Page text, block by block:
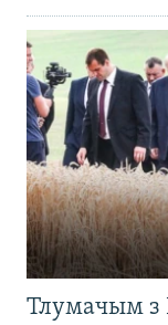
Тлумачым з